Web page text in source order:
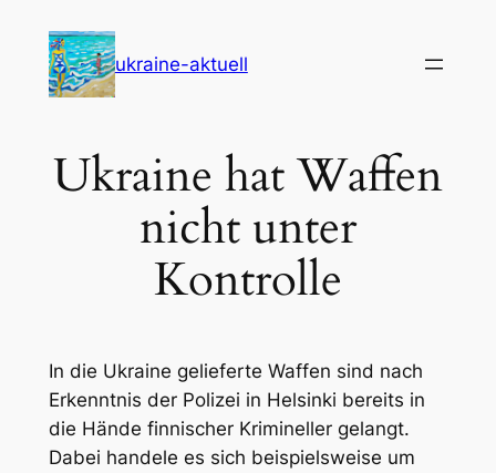
Inhalt
springen
ukraine-aktuell
Ukraine hat Waffen
nicht unter
Kontrolle
In die Ukraine gelieferte Waffen sind nach
Erkenntnis der Polizei in Helsinki bereits in
die Hände finnischer Krimineller gelangt.
Dabei handele es sich beispielsweise um